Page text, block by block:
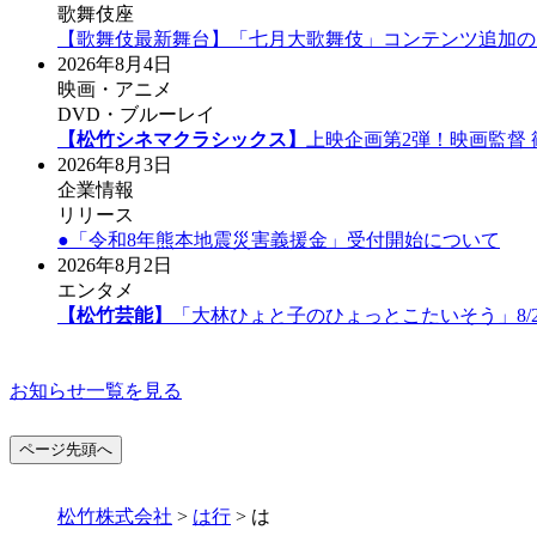
歌舞伎座
【歌舞伎最新舞台】「七月大歌舞伎」コンテンツ追加
2026年8月4日
映画・アニメ
DVD・ブルーレイ
【松竹シネマクラシックス】
上映企画第2弾！映画監
2026年8月3日
企業情報
リリース
●「令和8年熊本地震災害義援金」受付開始について
2026年8月2日
エンタメ
【松竹芸能】
「大林ひょと子のひょっとこたいそう」
お知らせ一覧を見る
ページ先頭へ
松竹株式会社 > は行 > は